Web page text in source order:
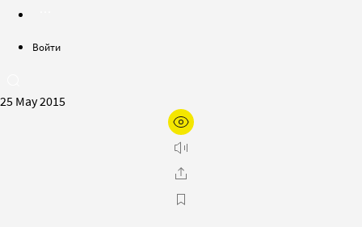
Войти
25 May 2015